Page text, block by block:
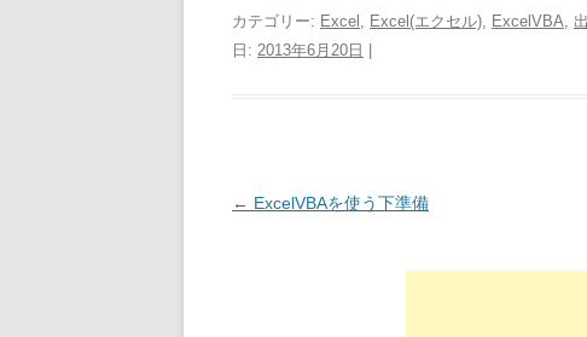
カテゴリー: Excel , Excel(エクセル), ExcelVBA,
日: 2013年6月20日
投稿ナビゲーション
← ExcelVBAを使う下準備